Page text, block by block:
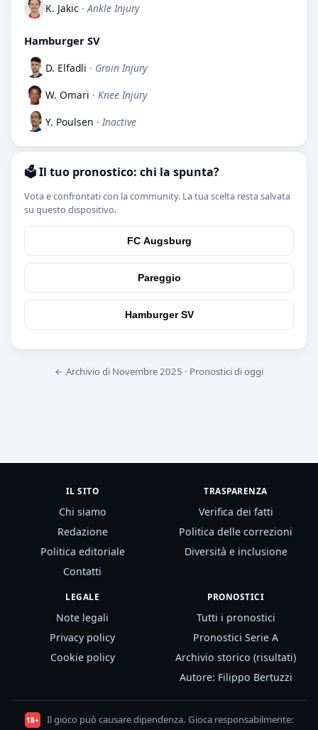
K. Jakic · Ankle Injury
Hamburger SV
D. Elfadli · Groin Injury
W. Omari · Knee Injury
Y. Poulsen · Inactive
🗳️ Il tuo pronostico: chi la spunta?
Vota e confrontati con la community. La tua scelta resta salvata
su questo dispositivo.
FC Augsburg
Pareggio
Hamburger SV
← Archivio di Novembre 2025 · Pronostici di oggi
IL SITO
Chi siamo
Redazione
Politica editoriale
Contatti
TRASPARENZA
Verifica dei fatti
Politica delle correzioni
Diversità e inclusione
LEGALE
Note legali
Privacy policy
Cookie policy
PRONOSTICI
Tutti i pronostici
Pronostici Serie A
Archivio storico (risultati)
Autore: Filippo Bertuzzi
18+
Il gioco può causare dipendenza. Gioca responsabilmente: